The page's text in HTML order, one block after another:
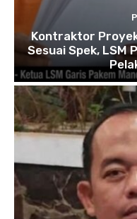
Kontraktor
Sesuai Spek, LSM